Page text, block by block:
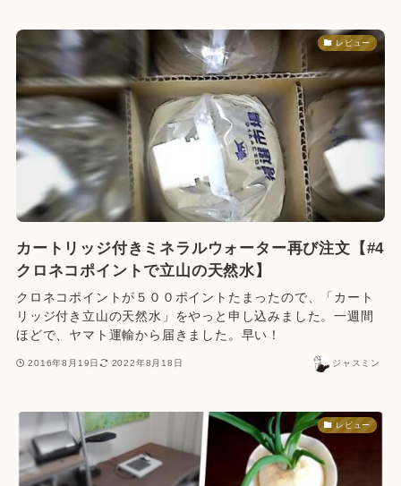
レビュー
カートリッジ付きミネラルウォーター再び注文【#4
クロネコポイントで立山の天然水】
クロネコポイントが５００ポイントたまったので、「カート
リッジ付き立山の天然水」をやっと申し込みました。一週間
ほどで、ヤマト運輸から届きました。早い！
2016年8月19日 2022年8月18日 ジャスミン
レビュー